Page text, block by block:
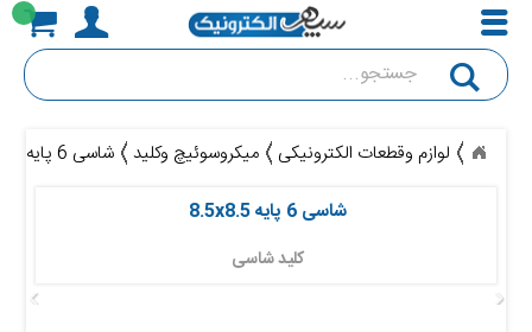
جستجو
لوازم وقطعات الکترونیکی میکروسوئیچ وکلید
شاسی 6 پایه 8.5x8.5
شاسی 6 پایه 8.5x8.5
کلید شاسی